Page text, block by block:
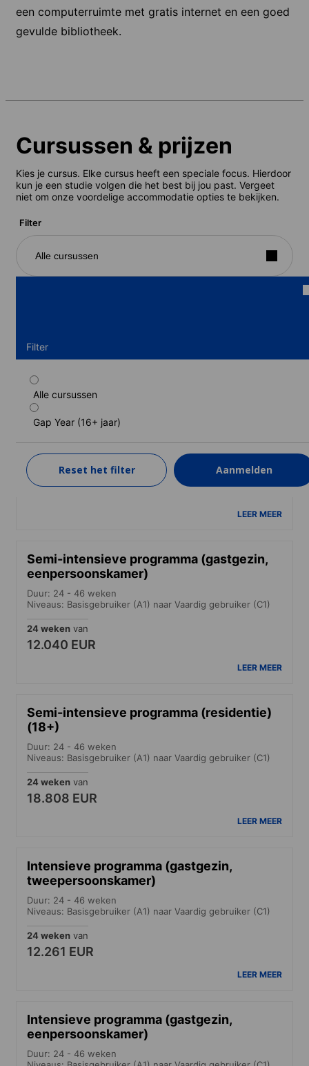
een computerruimte met gratis internet en een goed
gevulde bibliotheek.
Cursussen & prijzen
Kies je cursus. Elke cursus heeft een speciale focus. Hierdoor
kun je een studie volgen die het best bij jou past. Vergeet
niet om onze voordelige accommodatie opties te bekijken.
Filter
Alle cursussen
Filter
Alle cursussen
Gap Year (16+ jaar)
Reset het filter Aanmelden
Semi-intensieve programma (gastgezin,
tweepersoonskamer)
24 wekenvan
11.452 EUR
LEER MEER
Semi-intensieve programma (gastgezin,
eenpersoonskamer)
Duur: 24 - 46 weken
Niveaus: Basisgebruiker (A1) naar Vaardig gebruiker (C1)
24 weken van
12.040 EUR
LEER MEER
Semi-intensieve programma (residentie)
(18+)
Duur: 24 - 46 weken
Niveaus: Basisgebruiker (A1) naar Vaardig gebruiker (C1)
24 weken van
18.808 EUR
LEER MEER
Intensieve programma (gastgezin,
tweepersoonskamer)
Duur: 24 - 46 weken
Niveaus: Basisgebruiker (A1) naar Vaardig gebruiker (C1)
24 weken van
12.261 EUR
LEER MEER
Intensieve programma (gastgezin,
eenpersoonskamer)
Duur: 24 - 46 weken